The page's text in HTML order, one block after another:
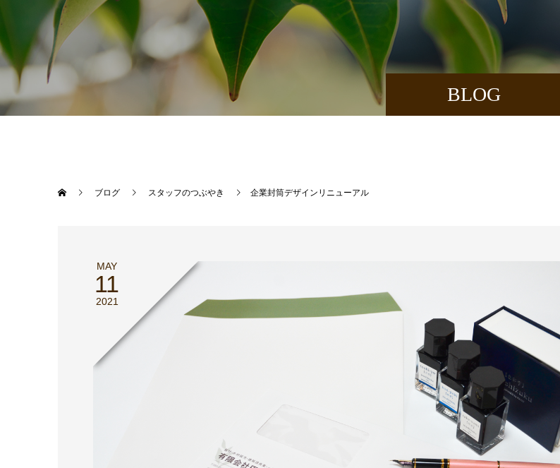
BLOG
ブログ スタッフのつぶやき 企業封筒デザインリニューアル
MAY
11
2021